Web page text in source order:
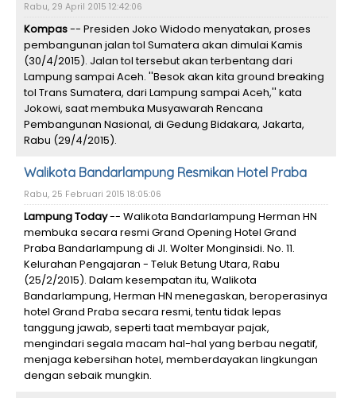
Rabu, 29 April 2015 12:42:06
Kompas-- Presiden Joko Widodo menyatakan, proses
pembangunan jalan tol Sumatera akan dimulai Kamis
(30/4/2015). Jalan tol tersebut akan terbentang dari
Lampung sampai Aceh. ''Besok akan kita ground breaking
tol Trans Sumatera, dari Lampung sampai Aceh,'' kata
Jokowi, saat membuka Musyawarah Rencana
Pembangunan Nasional, di Gedung Bidakara, Jakarta,
Rabu (29/4/2015).
Walikota Bandarlampung Resmikan Hotel Praba
Rabu, 25 Februari 2015 18:05:06
Lampung Today-- Walikota Bandarlampung Herman HN
membuka secara resmi Grand Opening Hotel Grand
Praba Bandarlampung di Jl. Wolter Monginsidi. No. 11.
Kelurahan Pengajaran - Teluk Betung Utara, Rabu
(25/2/2015). Dalam kesempatan itu, Walikota
Bandarlampung, Herman HN menegaskan, beroperasinya
hotel Grand Praba secara resmi, tentu tidak lepas
tanggung jawab, seperti taat membayar pajak,
mengindari segala macam hal-hal yang berbau negatif,
menjaga kebersihan hotel, memberdayakan lingkungan
dengan sebaik mungkin.